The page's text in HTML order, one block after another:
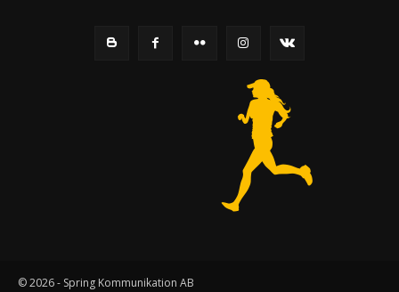
© 2026 - Spring Kommunikation AB